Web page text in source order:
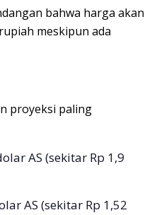
bahwa harga akan
meskipun ada
proyeksi paling
AS (sekitar Rp 1,9
AS (sekitar Rp 1,52